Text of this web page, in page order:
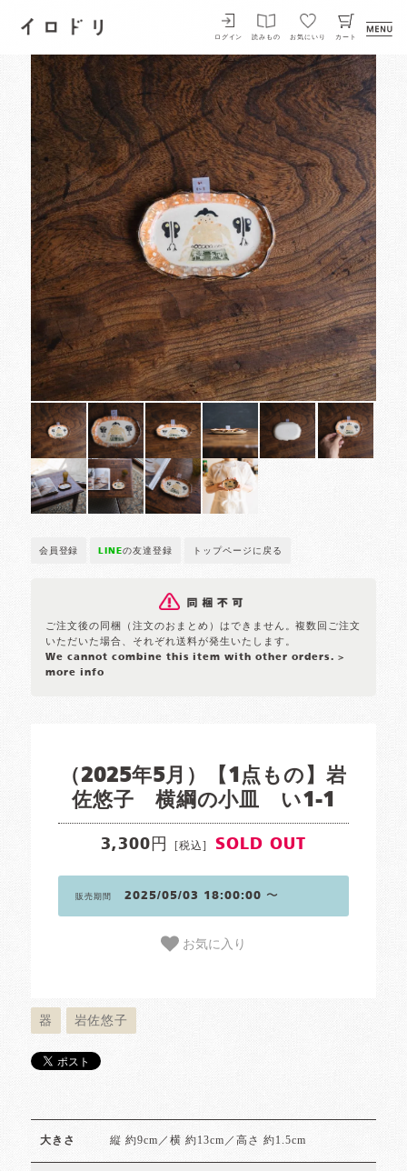
イロドリ
ログイン 読みもの お気にいり カート
会員登録 LINEの友達登録 トップページに戻る
ご注文後の同梱（注文のおまとめ）はできません。複数回ご注文
いただいた場合、それぞれ送料が発生いたします。
We cannot combine this item with other orders. >
more info
（2025年5月）【1点もの】岩
佐悠子 横綱の小皿 い1-1
3,300円 [税込] SOLD OUT
販売期間 2025/05/03 18:00:00 〜
お気に入り
器 岩佐悠子
大きさ 縦 約9cm／横 約13cm／高さ 約1.5cm